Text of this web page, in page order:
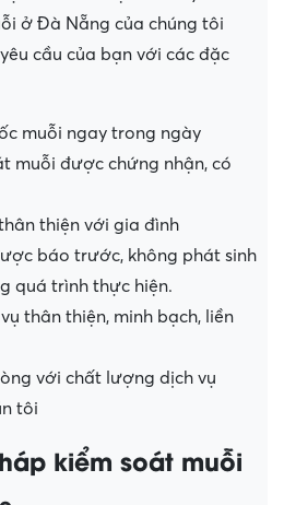
ở Đà Nẵng của chúng tôi
cầu của bạn với các đặc
muỗi ngay trong ngày
muỗi được chứng nhận, có
thiện với gia đình
báo trước, không phát sinh
quá trình thực hiện.
thân thiện, minh bạch, liền
với chất lượng dịch vụ
tôi
kiểm soát muỗi